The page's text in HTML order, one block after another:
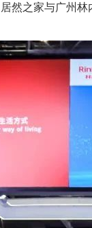
然之家与广州